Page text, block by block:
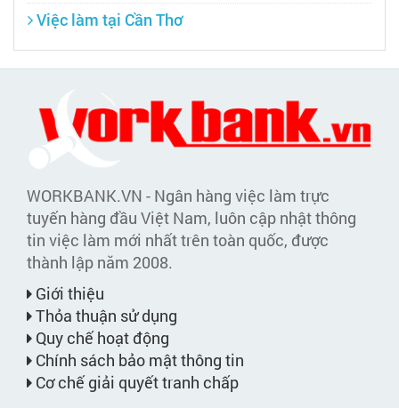
Việc làm tại Cần Thơ
WORKBANK.VN - Ngân hàng việc làm trực
tuyến hàng đầu Việt Nam, luôn cập nhật thông
tin việc làm mới nhất trên toàn quốc, được
thành lập năm 2008.
Giới thiệu
Thỏa thuận sử dụng
Quy chế hoạt động
Chính sách bảo mật thông tin
Cơ chế giải quyết tranh chấp